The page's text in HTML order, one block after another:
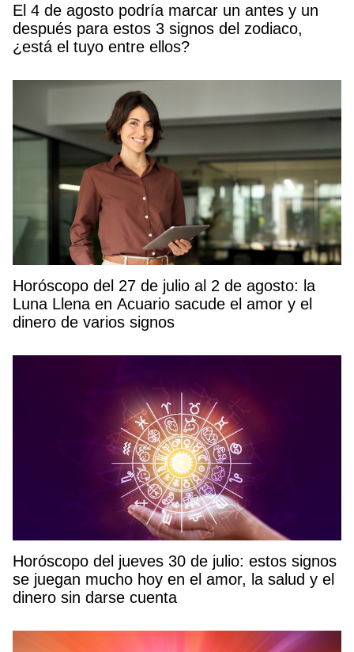
El 4 de agosto podría marcar un antes y un
después para estos 3 signos del zodiaco,
¿está el tuyo entre ellos?
Horóscopo del 27 de julio al 2 de agosto: la
Luna Llena en Acuario sacude el amor y el
dinero de varios signos
Horóscopo del jueves 30 de julio: estos signos
se juegan mucho hoy en el amor, la salud y el
dinero sin darse cuenta